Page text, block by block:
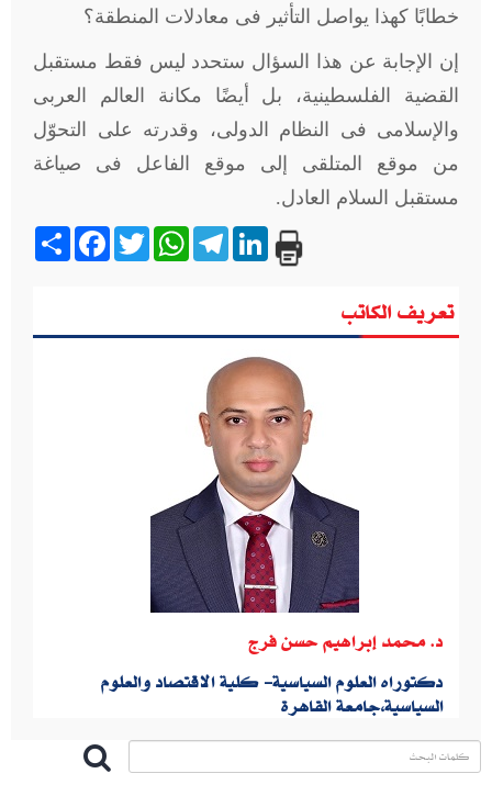
خطابًا كهذا يواصل التأثير فى معادلات المنطقة؟
إن الإجابة عن هذا السؤال ستحدد ليس فقط مستقبل
القضية الفلسطينية، بل أيضًا مكانة العالم العربى
والإسلامى فى النظام الدولى، وقدرته على التحوّل
من موقع المتلقى إلى موقع الفاعل فى صياغة
مستقبل السلام العادل.
Share
FacebookTwitter
WhatsApp
Telegram
LinkedIn
تعريف الكاتب
د. محمد إبراهيم حسن فرج
دكتوراه العلوم السياسية- كلية الاقتصاد والعلوم
السياسية،جامعة القاهرة